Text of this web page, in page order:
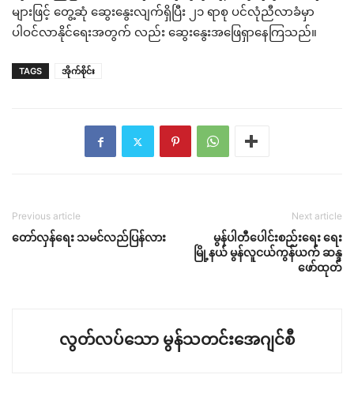
များဖြင့် တွေ့ဆုံ ဆွေးနွေးလျက်ရှိပြီး ၂၁ ရာစု ပင်လုံညီလာခံမှာ
ပါဝင်လာနိုင်ရေးအတွက် လည်း ဆွေးနွေးအဖြေရှာနေကြသည်။
TAGS အိုက်စိုင်း
Previous article
တော်လှန်ရေး သမင်လည်ပြန်လား
Next article
မွန်ပါတီပေါင်းစည်းရေး ရေး
မြို့နယ် မွန်လူငယ်ကွန်ယက် ဆန္ဒ
ဖော်ထုတ်
လွတ်လပ်သော မွန်သတင်းအေဂျင်စီ